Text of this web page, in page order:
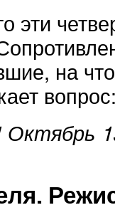
эти
на